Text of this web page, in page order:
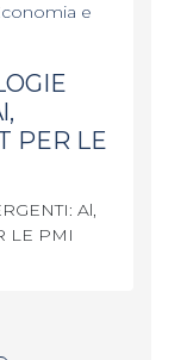
e
PER LE
Al,
LE PMI